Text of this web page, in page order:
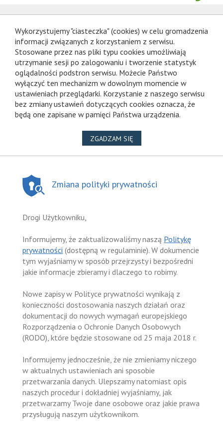
Wykorzystujemy "ciasteczka" (cookies) w celu gromadzenia
informacji związanych z korzystaniem z serwisu.
Stosowane przez nas pliki typu cookies umożliwiają
utrzymanie sesji po zalogowaniu i tworzenie statystyk
oglądalności podstron serwisu. Możecie Państwo
wyłączyć ten mechanizm w dowolnym momencie w
ustawieniach przeglądarki. Korzystanie z naszego serwisu
bez zmiany ustawień dotyczących cookies oznacza, że
będą one zapisane w pamięci Państwa urządzenia.
ZGADZAM SIĘNA WYKORZYSTANIE PLIKÓW
Zmiana polityki prywatności
Drogi Użytkowniku,
Informujemy, że zaktualizowaliśmy naszą Politykę
prywatności (dostępną w regulaminie). W dokumencie
tym wyjaśniamy w sposób przejrzysty i bezpośredni
jakie informacje zbieramy i dlaczego to robimy.
Nowe zapisy w Polityce prywatności wynikają z
konieczności dostosowania naszych działań oraz
dokumentacji do nowych wymagań europejskiego
Rozporządzenia o Ochronie Danych Osobowych
(RODO), które będzie stosowane od 25 maja 2018 r.
Informujemy jednocześnie, że nie zmieniamy niczego
w aktualnych ustawieniach ani sposobie
przetwarzania danych. Ulepszamy natomiast opis
naszych procedur i dokładniej wyjaśniamy, jak
przetwarzamy Twoje dane osobowe oraz jakie prawa
przysługują naszym użytkownikom.